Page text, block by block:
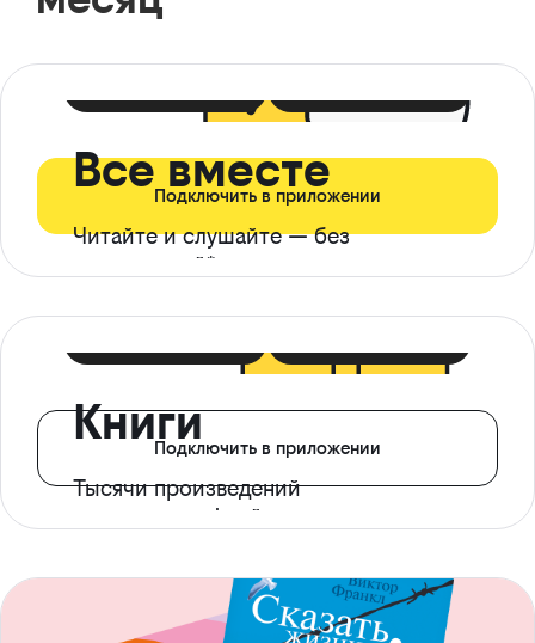
Все вместе
Читайте и слушайте — без
ограничений*
Подключить в приложении
Книги
Тысячи произведений
с доступом офлайн
Подключить в приложении